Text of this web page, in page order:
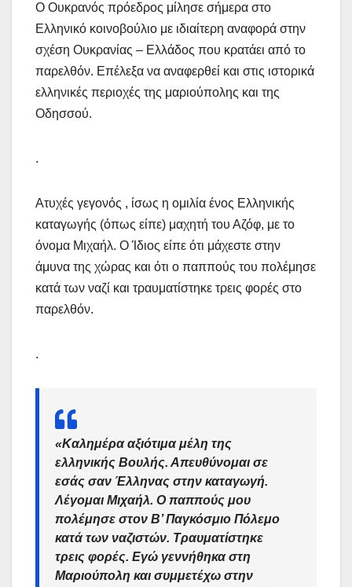
Ο Ουκρανός πρόεδρος μίλησε σήμερα στο
Ελληνικό κοινοβούλιο με ιδιαίτερη αναφορά στην
σχέση Ουκρανίας – Ελλάδος που κρατάει από το
παρελθόν. Επέλεξα να αναφερθεί και στις ιστορικά
ελληνικές περιοχές της μαριούπολης και της
Οδησσού.
.
Ατυχές γεγονός , ίσως η ομιλία ένος Ελληνικής
καταγωγής (όπως είπε) μαχητή του Αζόφ, με το
όνομα Μιχαήλ. Ο Ίδιος είπε ότι μάχεστε στην
άμυνα της χώρας και ότι ο παππούς του πολέμησε
κατά των ναζί και τραυματίστηκε τρεις φορές στο
παρελθόν.
.
«Καλημέρα αξιότιμα μέλη της
ελληνικής Βουλής. Απευθύνομαι σε
εσάς σαν Έλληνας στην καταγωγή.
Λέγομαι Μιχαήλ. Ο παππούς μου
πολέμησε στον Β’ Παγκόσμιο Πόλεμο
κατά των ναζιστών. Τραυματίστηκε
τρεις φορές. Εγώ γεννήθηκα στη
Μαριούπολη και συμμετέχω στην